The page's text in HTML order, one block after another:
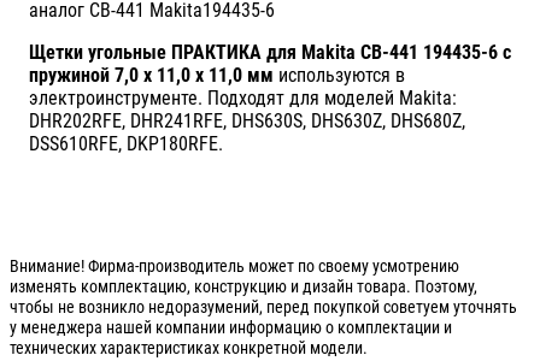
аналог CB-441 Makita194435-6
Щетки угольные ПРАКТИКА для Makita CB-441 194435-6 с
пружиной 7,0 x 11,0 x 11,0 мм используются в
электроинструменте. Подходят для моделей Makita:
DHR202RFE, DHR241RFE, DHS630S, DHS630Z, DHS680Z,
DSS610RFE, DKP180RFE.
Внимание! Фирма-производитель может по своему усмотрению
изменять комплектацию, конструкцию и дизайн товара. Поэтому,
чтобы не возникло недоразумений, перед покупкой советуем уточнять
у менеджера нашей компании информацию о комплектации и
технических характеристиках конкретной модели.